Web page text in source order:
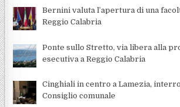
Bernini valuta l’apertura di una
Reggio Calabria
Ponte sullo Stretto, via libera alla
esecutiva a Reggio Calabria
Cinghiali in centro a Lamezia,
Consiglio comunale